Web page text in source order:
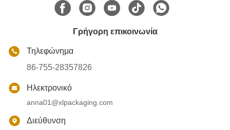
Γρήγορη επικοινωνία
Τηλεφώνημα
86-755-28357826
Ηλεκτρονικό
anna01@xlpackaging.com
Διεύθυνση